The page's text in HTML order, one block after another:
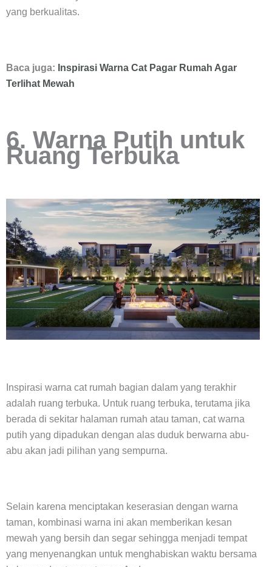
yang berkualitas.
Baca juga: Inspirasi Warna Cat Pagar Rumah Agar
Terlihat Mewah
6. Warna Putih untuk
Ruang Terbuka
Inspirasi warna cat rumah bagian dalam yang terakhir
adalah ruang terbuka. Untuk ruang terbuka, terutama jika
berada di sekitar halaman rumah atau taman, cat warna
putih yang dipadukan dengan alas duduk berwarna abu-
abu akan jadi pilihan yang sempurna.
Selain karena menciptakan keserasian dengan warna
taman, kombinasi warna ini akan memberikan kesan
mewah yang bersih dan segar sehingga menjadi tempat
yang menyenangkan untuk menghabiskan waktu bersama